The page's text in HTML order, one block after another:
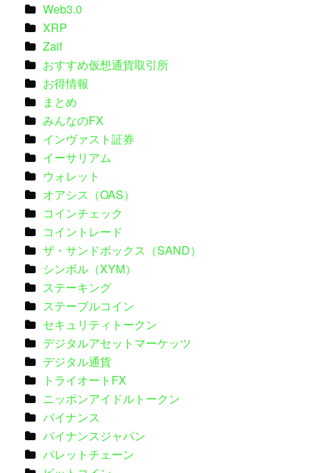
Web3.0
XRP
Zaif
おすすめ仮想通貨取引所
お得情報
まとめ
みんなのFX
インヴァスト証券
イーサリアム
ウォレット
オアシス（OAS）
コインチェック
コイントレード
ザ・サンドボックス（SAND）
シンボル（XYM）
ステーキング
ステーブルコイン
セキュリティトークン
デジタルアセットマーケッツ
デジタル通貨
トライオートFX
ニッポンアイドルトークン
バイナンス
バイナンスジャパン
パレットチェーン